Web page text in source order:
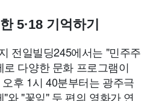
5·18 기억하기
전일빌딩245에서는 "민주주
다양한 문화 프로그램이
후 1시 40분부터는 광주극
와 "꽃잎" 두 편의 영화가 연